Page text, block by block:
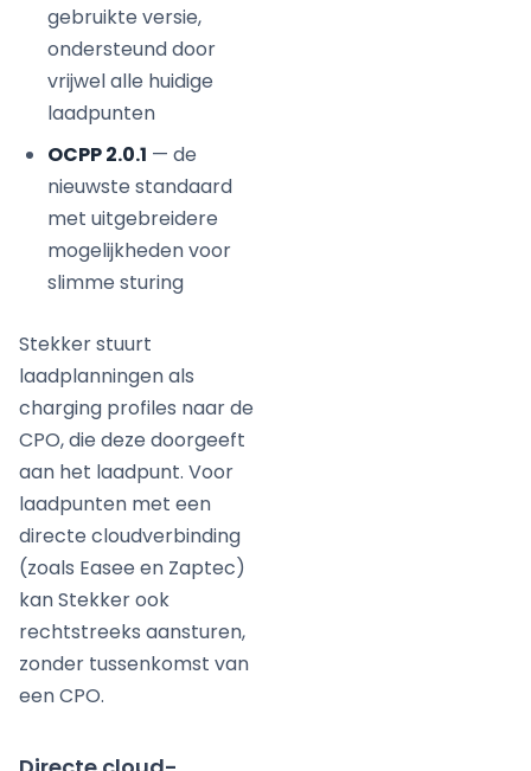
gebruikte versie,
ondersteund door
vrijwel alle huidige
laadpunten
OCPP 2.0.1 — de
nieuwste standaard
met uitgebreidere
mogelijkheden voor
slimme sturing
Stekker stuurt
laadplanningen als
charging profiles naar de
CPO, die deze doorgeeft
aan het laadpunt. Voor
laadpunten met een
directe cloudverbinding
(zoals Easee en Zaptec)
kan Stekker ook
rechtstreeks aansturen,
zonder tussenkomst van
een CPO.